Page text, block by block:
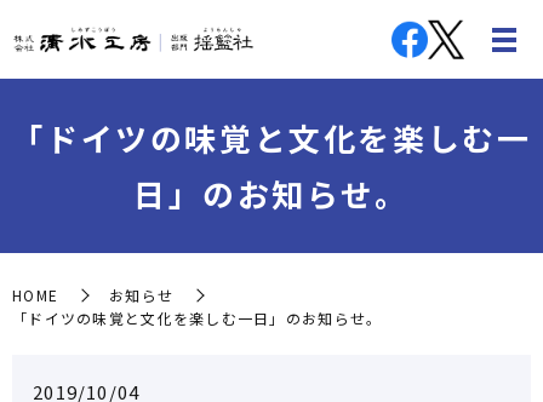
「ドイツの味覚と文化を楽しむ一
日」のお知らせ。
HOME
お知らせ
「ドイツの味覚と文化を楽しむ一日」のお知らせ。
2019/10/04